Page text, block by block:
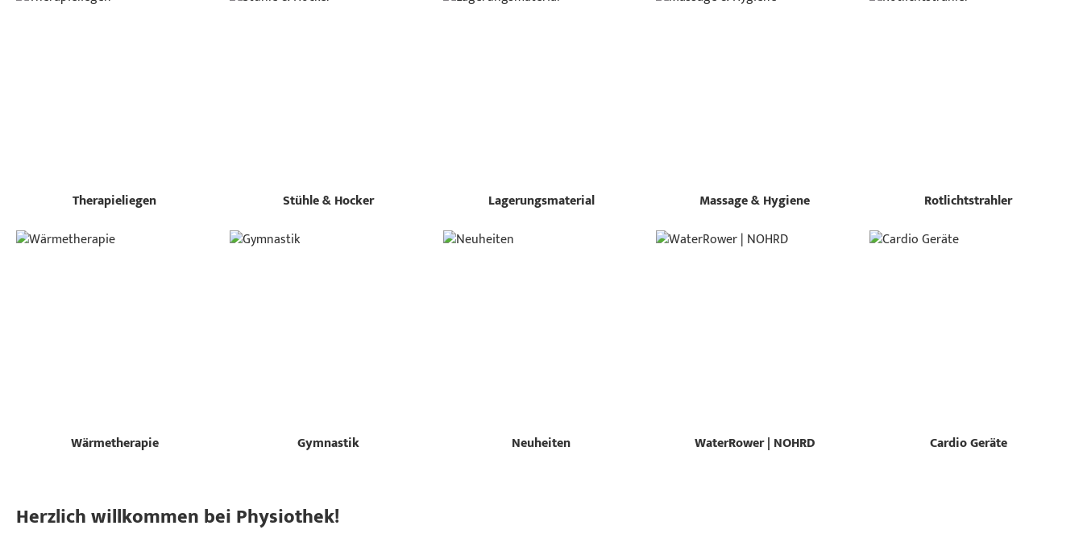
WaterRower | NOHRD Cardio Geräte
Stühle & Hocker Lagerungsmaterial
Wärmetherapie
Rotlichtstrahler
Massage & Hygiene
Gymnastik
Therapieliegen
Neuheiten
Herzlich willkommen bei Physiothek!